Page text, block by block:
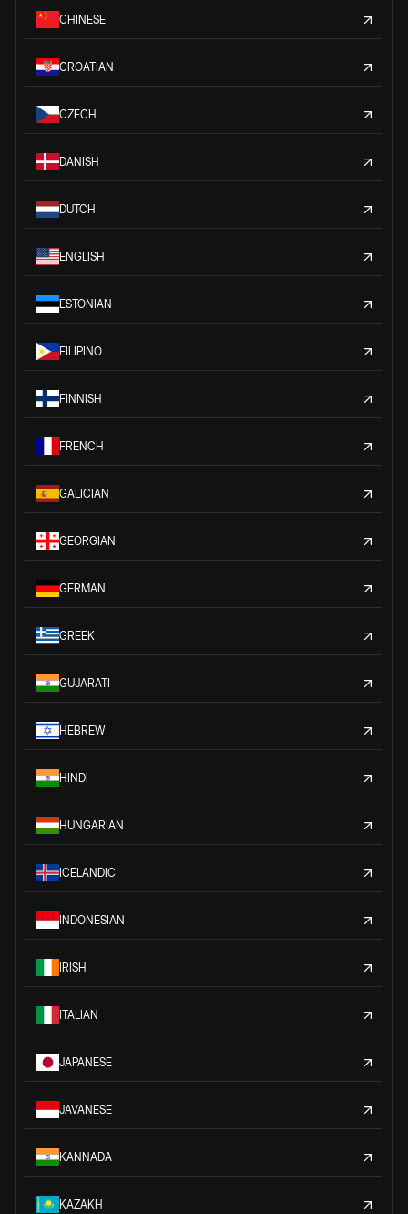
CHINESE
CROATIAN
CZECH
DANISH
DUTCH
ENGLISH
ESTONIAN
FILIPINO
FINNISH
FRENCH
GALICIAN
GEORGIAN
GERMAN
GREEK
GUJARATI
HEBREW
HINDI
HUNGARIAN
ICELANDIC
INDONESIAN
IRISH
ITALIAN
JAPANESE
JAVANESE
KANNADA
KAZAKH